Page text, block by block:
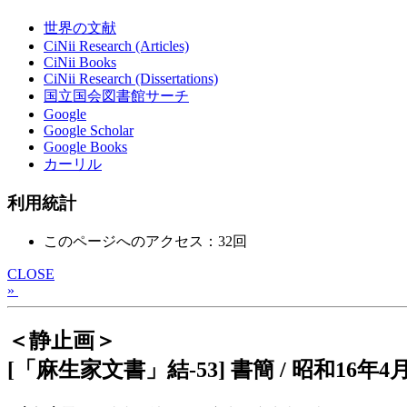
世界の文献
CiNii Research (Articles)
CiNii Books
CiNii Research (Dissertations)
国立国会図書館サーチ
Google
Google Scholar
Google Books
カーリル
利用統計
このページへのアクセス：32回
CLOSE
»
＜静止画＞
[「麻生家文書」結-53] 書簡 / 昭和16年4